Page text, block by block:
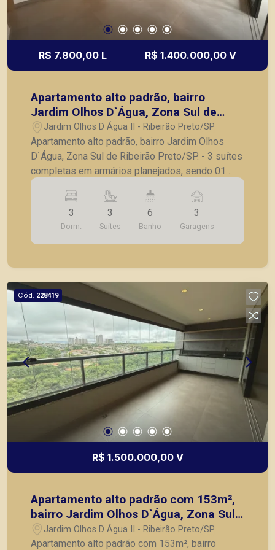
R$ 7.800,00 L R$ 1.400.000,00 V
Apartamento alto padrão, bairro
Jardim Olhos D`Água, Zona Sul de
Ribeirão Preto/SP.
Jardim Olhos D Água II - Ribeirão Preto/SP
Apartamento alto padrão, bairro Jardim Olhos
D`Água, Zona Sul de Ribeirão Preto/SP. - 3 suítes
completas em armários planejados, sendo 01
suíte master com banheiro Sr. e Sra; - Banheiros
amplos com armários planejados e box em
blindex; - Lavabo; - Sala para 02 ambientes com
painel; - Varanda fechada em blindex; - Cozinha
completa em armários planejados; - Lavanderia
como objetivo atender seus clientes com
agilidade e segurança, em locação, vendas de
imóveis prontos, usados ou mesmo nos
principais lançamentos da cidade de Ribeirão
Preto.
3
Dorm.
3
Suítes
6
Banho
3
Garagens
Cód. 228419
R$ 1.500.000,00 V
Apartamento alto padrão com 153m²,
bairro Jardim Olhos D`Água, Zona Sul
de Ribeirão Preto/SP.
Jardim Olhos D Água II - Ribeirão Preto/SP
Apartamento alto padrão com 153m², bairro